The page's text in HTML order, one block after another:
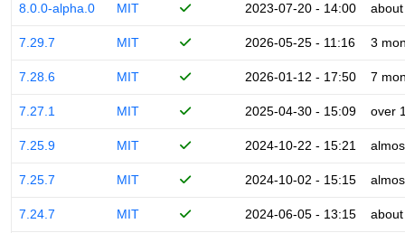
8.0.0-alpha.0 MIT 2023-07-20 - 14:00
7.29.7 MIT 2026-05-25 - 11:16 3
7.28.6 MIT 2026-01-12 - 17:50 7
7.27.1 MIT 2025-04-30 - 15:09 over
7.25.9 MIT 2024-10-22 - 15:21
7.25.7 MIT 2024-10-02 - 15:15
7.24.7 MIT 2024-06-05 - 13:15